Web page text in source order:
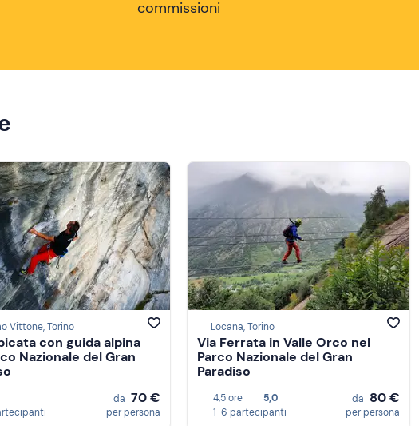
commissioni
Vittone, Torino
con guida alpina
Nazionale del Gran
da 70 €
per persona
Locana, Torino
Via Ferrata in Valle Orco nel
Parco Nazionale del Gran
Paradiso
4,5 ore
5,0
1-6 partecipanti
da 80 €
per persona